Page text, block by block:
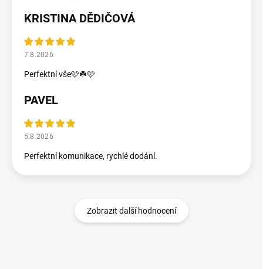
KRISTINA DĚDIČOVÁ
7.8.2026
Perfektní vše🩷☘️🩷
PAVEL
5.8.2026
Perfektní komunikace, rychlé dodání.
Zobrazit další hodnocení